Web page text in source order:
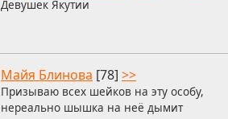
Девушек Якутии
Майя Блинова [78] >>
Призываю всех шейков на эту особу,
нереально шышка на неё дымит